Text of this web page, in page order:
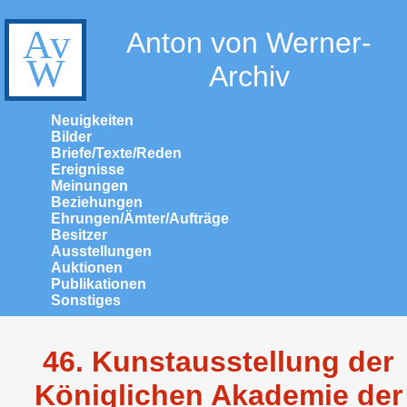
Anton von Werner-
Archiv
Neuigkeiten
Bilder
Briefe/Texte/Reden
Ereignisse
Meinungen
Beziehungen
Ehrungen/Ämter/Aufträge
Besitzer
Ausstellungen
Auktionen
Publikationen
Sonstiges
46. Kunstausstellung der
Königlichen Akademie der